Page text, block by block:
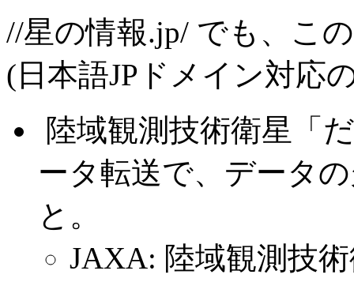
//星の情報.jp/ でも、こ
(日本語JPドメイン対応
陸域観測技術衛星「
ータ転送で、データ
と。
JAXA: 陸域観測技